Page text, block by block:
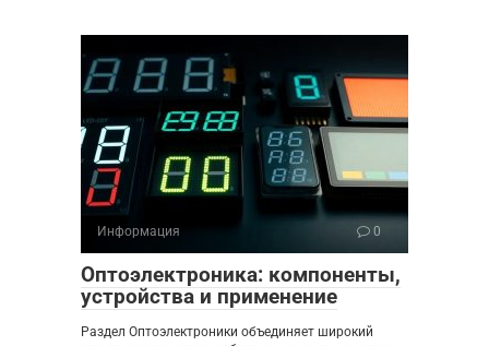
Информация 0
Оптоэлектроника: компоненты,
устройства и применение
Раздел Оптоэлектроники объединяет широкий